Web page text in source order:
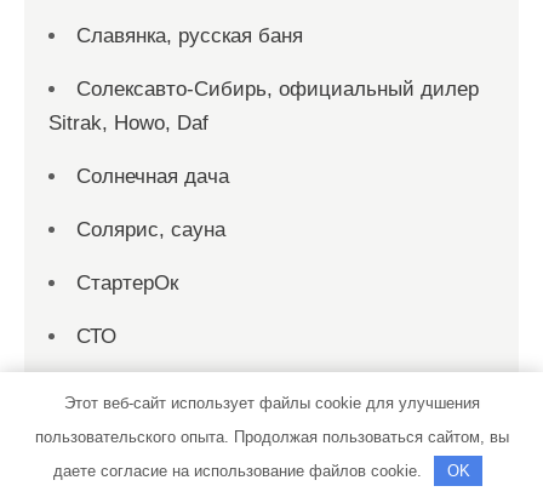
Славянка, русская баня
Солексавто-Сибирь, официальный дилер
Sitrak, Howo, Daf
Солнечная дача
Солярис, сауна
СтартерОк
СТО
СТО Автотехцентр Jeep
Этот веб-сайт использует файлы cookie для улучшения
пользовательского опыта. Продолжая пользоваться сайтом, вы
даете согласие на использование файлов cookie.
OK